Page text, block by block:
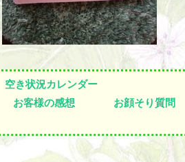
空き状況カレンダー
お客様の感想 お顔そり質問